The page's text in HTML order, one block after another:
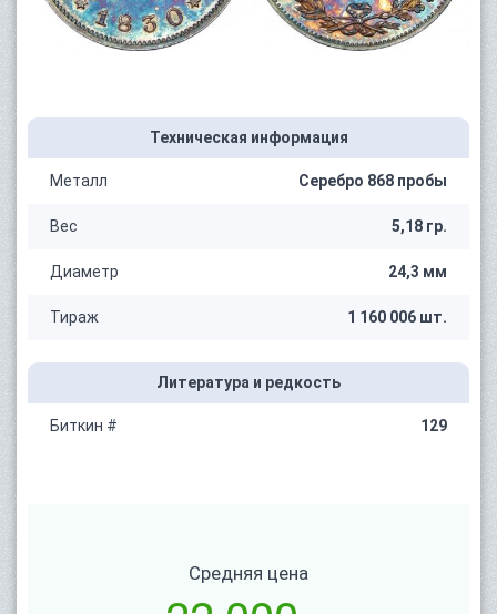
Техническая информация
Металл Серебро 868 пробы
Вес 5,18 гр.
Диаметр 24,3 мм
Тираж 1 160 006 шт.
Литература и редкость
Биткин # 129
Средняя цена